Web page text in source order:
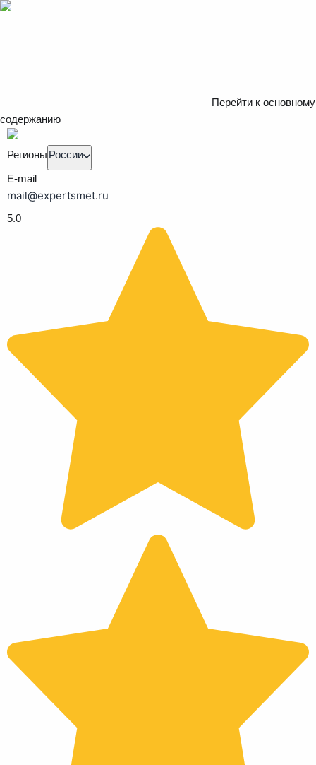
Перейти к основному
содержанию
Регионы России
E-mail
mail@expertsmet.ru
5.0